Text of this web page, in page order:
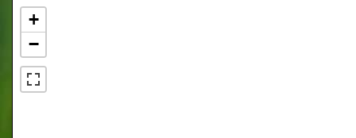
+
−